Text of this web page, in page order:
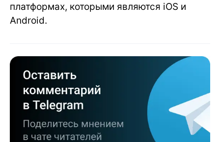
платформах, которыми являются iOS и
Android.